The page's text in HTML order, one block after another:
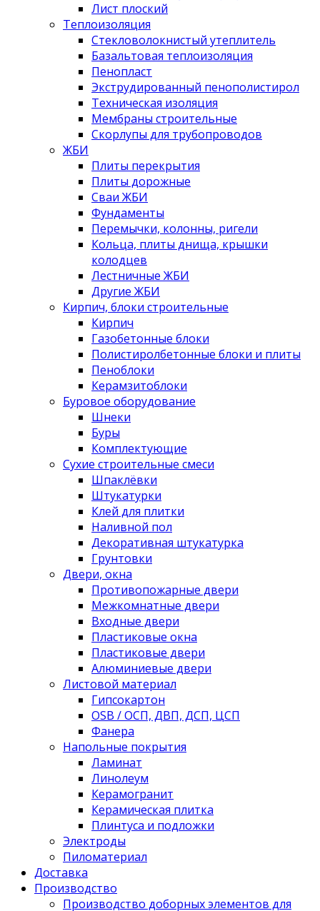
Лист плоский
Теплоизоляция
Стекловолокнистый утеплитель
Базальтовая теплоизоляция
Пенопласт
Экструдированный пенополистирол
Техническая изоляция
Мембраны строительные
Скорлупы для трубопроводов
ЖБИ
Плиты перекрытия
Плиты дорожные
Сваи ЖБИ
Фундаменты
Перемычки, колонны, ригели
Кольца, плиты днища, крышки
колодцев
Лестничные ЖБИ
Другие ЖБИ
Кирпич, блоки строительные
Кирпич
Газобетонные блоки
Полистиролбетонные блоки и плиты
Пеноблоки
Керамзитоблоки
Буровое оборудование
Шнеки
Буры
Комплектующие
Сухие строительные смеси
Шпаклёвки
Штукатурки
Клей для плитки
Наливной пол
Декоративная штукатурка
Грунтовки
Двери, окна
Противопожарные двери
Межкомнатные двери
Входные двери
Пластиковые окна
Пластиковые двери
Алюминиевые двери
Листовой материал
Гипсокартон
OSB / ОСП, ДВП, ДСП, ЦСП
Фанера
Напольные покрытия
Ламинат
Линолеум
Керамогранит
Керамическая плитка
Плинтуса и подложки
Электроды
Пиломатериал
Доставка
Производство
Производство доборных элементов для